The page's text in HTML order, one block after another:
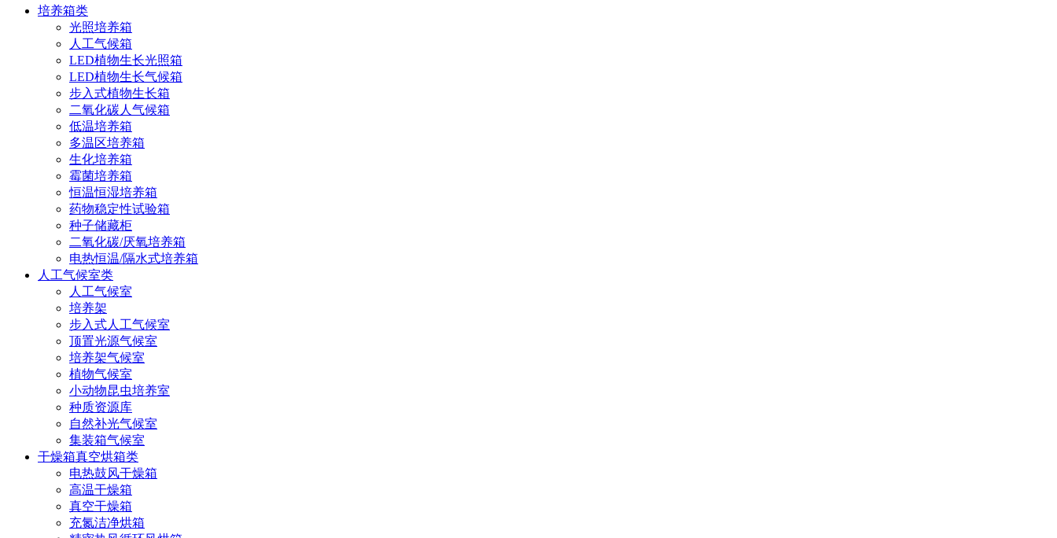
培养箱类
光照培养箱
人工气候箱
LED植物生长光照箱
LED植物生长气候箱
步入式植物生长箱
二氧化碳人气候箱
低温培养箱
多温区培养箱
生化培养箱
霉菌培养箱
恒温恒湿培养箱
药物稳定性试验箱
种子储藏柜
二氧化碳/厌氧培养箱
电热恒温/隔水式培养箱
人工气候室类
人工气候室
培养架
步入式人工气候室
顶置光源气候室
培养架气候室
植物气候室
小动物昆虫培养室
种质资源库
自然补光气候室
集装箱气候室
干燥箱真空烘箱类
电热鼓风干燥箱
高温干燥箱
真空干燥箱
充氮洁净烘箱